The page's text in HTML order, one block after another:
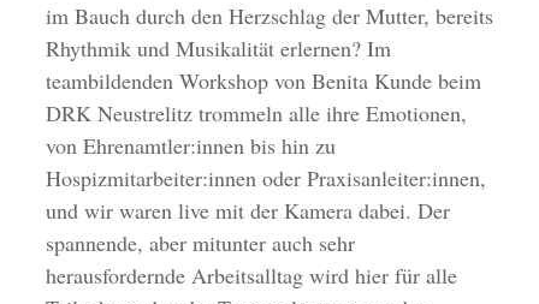
im Bauch durch den Herzschlag der Mutter, bereits
Rhythmik und Musikalität erlernen? Im
teambildenden Workshop von Benita Kunde beim
DRK Neustrelitz trommeln alle ihre Emotionen,
von Ehrenamtler:innen bis hin zu
Hospizmitarbeiter:innen oder Praxisanleiter:innen,
und wir waren live mit der Kamera dabei. Der
spannende, aber mitunter auch sehr
herausfordernde Arbeitsalltag wird hier für alle